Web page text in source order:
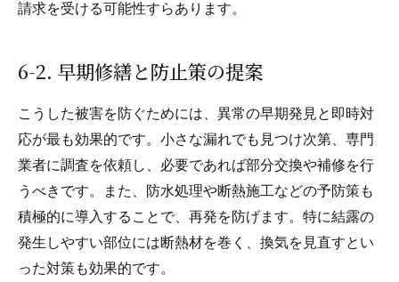
請求を受ける可能性すらあります。
6-2. 早期修繕と防止策の提案
こうした被害を防ぐためには、異常の早期発見と即時対
応が最も効果的です。小さな漏れでも見つけ次第、専門
業者に調査を依頼し、必要であれば部分交換や補修を行
うべきです。また、防水処理や断熱施工などの予防策も
積極的に導入することで、再発を防げます。特に結露の
発生しやすい部位には断熱材を巻く、換気を見直すとい
った対策も効果的です。